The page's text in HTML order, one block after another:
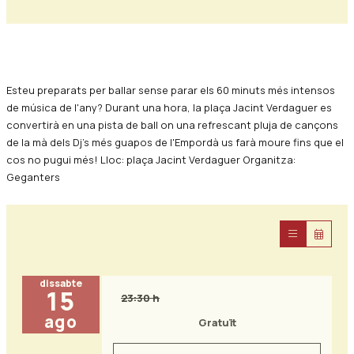
Esteu preparats per ballar sense parar els 60 minuts més intensos
de música de l'any? Durant una hora, la plaça Jacint Verdaguer es
convertirà en una pista de ball on una refrescant pluja de cançons
de la mà dels Dj's més guapos de l'Empordà us farà moure fins que el
cos no pugui més! Lloc: plaça Jacint Verdaguer Organitza:
Geganters
dissabte
15
ago
23:30 h
Gratuït